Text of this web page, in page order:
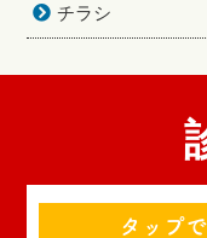
チラシ
タップ